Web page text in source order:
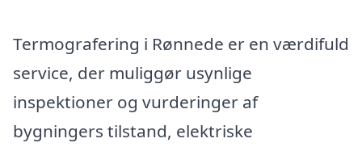
Termografering i Rønnede er en værdifuld
service, der muliggør usynlige
inspektioner og vurderinger af
bygningers tilstand, elektriske